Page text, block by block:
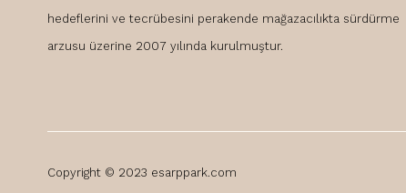
hedeflerini ve tecrübesini perakende mağazacılıkta sürdürme
arzusu üzerine 2007 yılında kurulmuştur.
Copyright © 2023 esarppark.com